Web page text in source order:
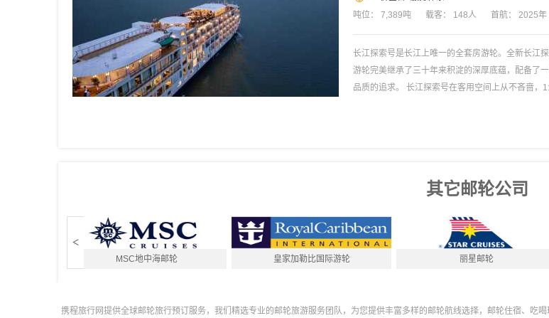
吨位： 7,389吨 载客 ： 148人 首航： 2025年
长江探索号是长江上唯一的全套房游轮。全新长江
游轮完美继承了三十年来积淀的深厚底蕴，配备了
品质的追求。 长江探索号在客用空间上从不吝啬
峡大坝升船机标准打造的游轮，可在自己舒适的客
其它邮轮公司
<
MSC地中海邮轮 皇家加勒比国际游轮 丽星邮轮
携程旅行网提供全球邮轮旅行预订服务，我们精选专业的邮轮旅游服务团队，为您提供丰富多样的邮轮航线选择，邮轮住宿、吃